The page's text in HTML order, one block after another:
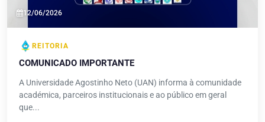
12/06/2026
REITORIA
COMUNICADO IMPORTANTE
A Universidade Agostinho Neto (UAN) informa à comunidade
académica, parceiros institucionais e ao público em geral
que...